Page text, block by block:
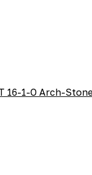
16-1-O Arch-